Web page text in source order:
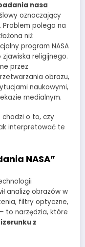
nasa
oznaczający
Problem polega na
niż
program NASA
religijnego.
przez
obrazu,
naukowymi,
medialnym.
chodzi o to, czy
interpretować te
NASA”
analizę obrazów w
filtry optyczne,
to narzędzia, które
z